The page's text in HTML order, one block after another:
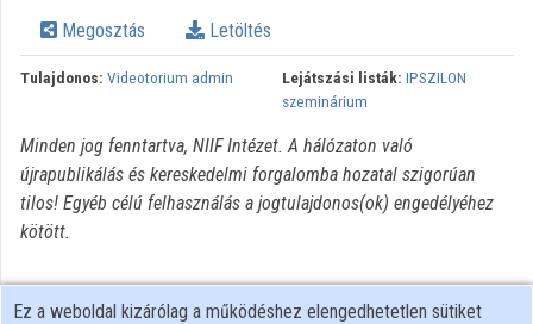
Intézmények
Közreműködők
Megosztás Letöltés
Tulajdonos: Videotorium admin Lejátszási listák: IPSZILON
szeminárium
Minden jog fenntartva, NIIF Intézet. A hálózaton való
újrapublikálás és kereskedelmi forgalomba hozatal szigorúan
tilos! Egyéb célú felhasználás a jogtulajdonos(ok) engedélyéhez
kötött.
Ez a weboldal kizárólag a működéshez elengedhetetlen sütiket